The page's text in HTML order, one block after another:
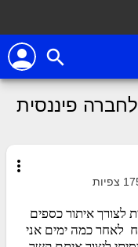
search
person
פיננסית
more_vert
צפיות
לצורך איתור כספים
נאמר לי שזה בעלות של כ 50 שח לאחר כמה ימים אני